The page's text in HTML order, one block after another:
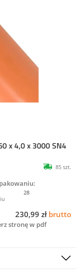
x 4,0 x 3000 SN4
85 szt.
28
230,99 zł brutto
stronę w pdf